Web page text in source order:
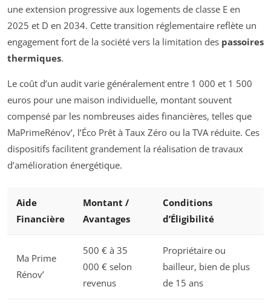
une extension progressive aux logements de classe E en
2025 et D en 2034. Cette transition réglementaire reflète un
engagement fort de la société vers la limitation des passoires
thermiques.
Le coût d’un audit varie généralement entre 1 000 et 1 500
euros pour une maison individuelle, montant souvent
compensé par les nombreuses aides financières, telles que
MaPrimeRénov’, l’Éco Prêt à Taux Zéro ou la TVA réduite. Ces
dispositifs facilitent grandement la réalisation de travaux
d’amélioration énergétique.
Aide
Financière
Montant /
Avantages
Conditions
d’Éligibilité
Ma Prime
Rénov’
500 € à 35
000 € selon
revenus
Propriétaire ou
bailleur, bien de plus
de 15 ans